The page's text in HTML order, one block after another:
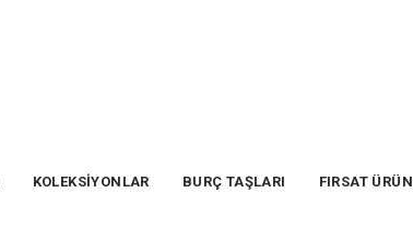
KOLEKSİYONLAR BURÇ TAŞLARI FIRSAT